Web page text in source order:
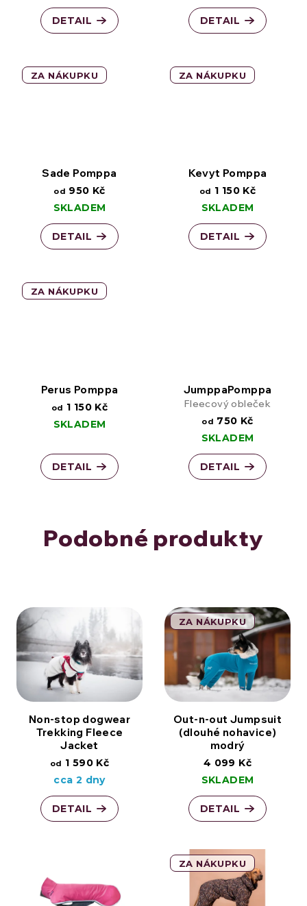
DETAIL DETAIL
ZA NÁKUPKU
Sade Pomppa
od 950 Kč
SKLADEM
DETAIL
ZA NÁKUPKU
Kevyt Pomppa
od 1 150 Kč
SKLADEM
DETAIL
ZA NÁKUPKU
Perus Pomppa
od 1 150 Kč
SKLADEM
DETAIL
JumppaPomppa
Fleecový obleček
od 750 Kč
SKLADEM
DETAIL
Podobné produkty
Non-stop dogwear
Trekking Fleece
Jacket
od 1 590 Kč
cca 2 dny
DETAIL
ZA NÁKUPKU
Out-n-out Jumpsuit
(dlouhé nohavice)
modrý
4 099 Kč
SKLADEM
DETAIL
ZA NÁKUPKU